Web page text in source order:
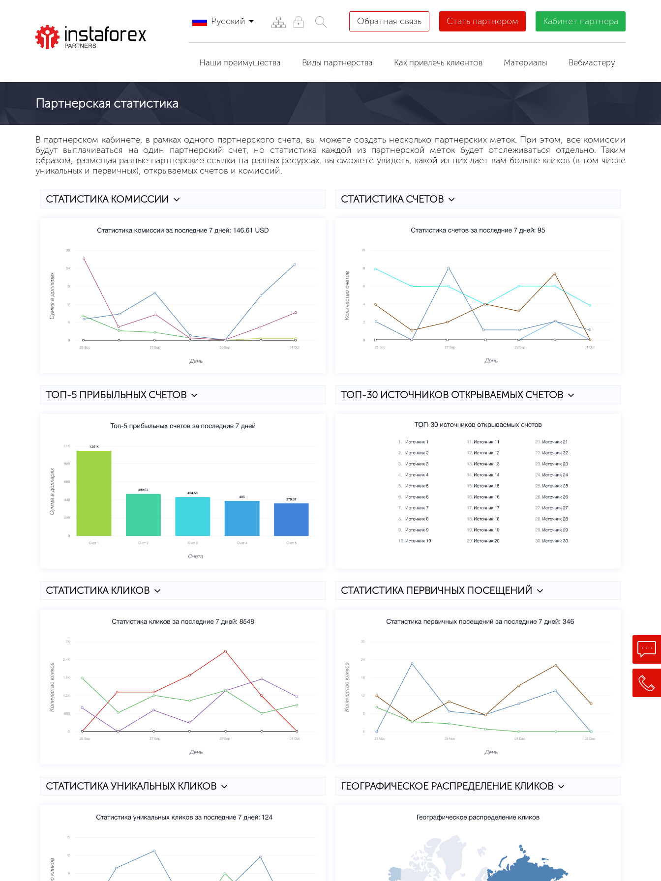
Русский Обратная связь Стать партнером Кабинет партнера
Наши преимущества Виды партнерства Как привлечь клиентов Материалы Вебмастеру
Партнерская статистика
В партнерском кабинете, в рамках одного партнерского счета, вы можете создать несколько партнерских меток. При этом, все комиссии
будут выплачиваться на один партнерский счет, но статистика каждой из партнерской меток будет отслеживаться отдельно. Таким
образом, размещая разные партнерские ссылки на разных ресурсах, вы сможете увидеть, какой из них дает вам больше кликов (в том числе
уникальных и первичных), открываемых счетов и комиссий.
СТАТИСТИКА КОМИССИИ СТАТИСТИКА СЧЕТОВ
ТОП-5 ПРИБЫЛЬНЫХ СЧЕТОВ ТОП-30 ИСТОЧНИКОВ ОТКРЫВАЕМЫХ СЧЕТОВ
СТАТИСТИКА КЛИКОВ СТАТИСТИКА ПЕРВИЧНЫХ ПОСЕЩЕНИЙ
СТАТИСТИКА УНИКАЛЬНЫХ КЛИКОВ ГЕОГРАФИЧЕСКОЕ РАСПРЕДЕЛЕНИЕ КЛИКОВ